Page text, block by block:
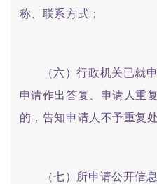
称、联系方式；
（六）行政机关已就
申请作出答复、申请人重
的，告知申请人不予重复处
（七）所申请公开信